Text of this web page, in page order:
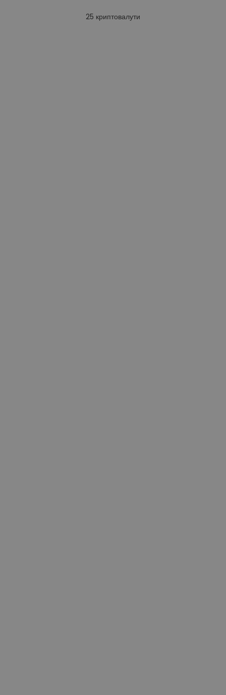
25 криптовалути